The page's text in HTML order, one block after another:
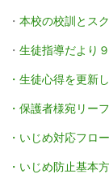
・ 本校の校訓とス
・ 生徒指導だより
・生徒心得を更新
・保護者様宛リー
・いじめ対応フロ
・いじめ防止基本